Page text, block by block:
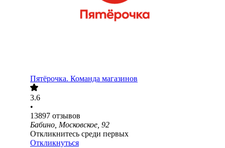
Пятёрочка. Команда магазинов
3.6
•
13897 отзывов
Бабино, Московское, 92
Откликнитесь среди первых
Откликнуться